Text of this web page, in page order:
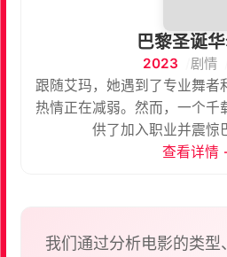
巴黎圣诞
2023 剧情
跟随艾玛，她遇到了专业舞者
热情正在减弱。然而，一个千
供了加入职业并震惊
查看详情
我们通过分析电影的类